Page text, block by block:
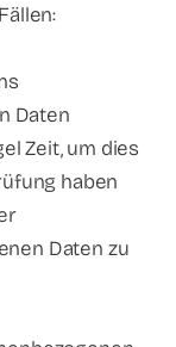
Daten
Zeit, um dies
haben
Daten zu